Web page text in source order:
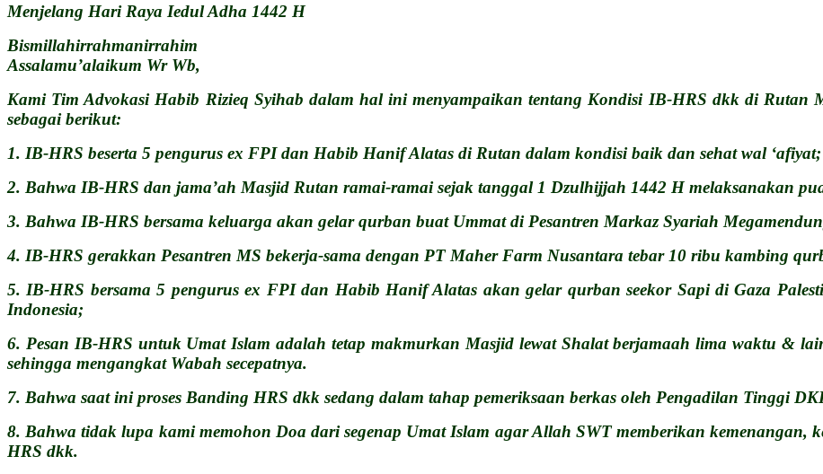
Menjelang Hari Raya Iedul Adha 1442 H
Bismillahirrahmanirrahim
Assalamu’alaikum Wr Wb,
Kami Tim Advokasi Habib Rizieq Syihab dalam hal ini menyampaikan tentang Kondisi IB-HRS dkk di Rutan
sebagai berikut:
1. IB-HRS beserta 5 pengurus ex FPI dan Habib Hanif Alatas di Rutan dalam kondisi baik dan sehat wal ‘afiyat;
2. Bahwa IB-HRS dan jama’ah Masjid Rutan ramai-ramai sejak tanggal 1 Dzulhijjah 1442 H melaksanakan
3. Bahwa IB-HRS bersama keluarga akan gelar qurban buat Ummat di Pesantren Markaz Syariah
4. IB-HRS gerakkan Pesantren MS bekerja-sama dengan PT Maher Farm Nusantara tebar 10 ribu kambing
5. IB-HRS bersama 5 pengurus ex FPI dan Habib Hanif Alatas akan gelar qurban seekor Sapi di Gaza
Indonesia;
6. Pesan IB-HRS untuk Umat Islam adalah tetap makmurkan Masjid lewat Shalat berjamaah lima waktu &
sehingga mengangkat Wabah secepatnya.
7. Bahwa saat ini proses Banding HRS dkk sedang dalam tahap pemeriksaan berkas oleh Pengadilan Tinggi
8. Bahwa tidak lupa kami memohon Doa dari segenap Umat Islam agar Allah SWT memberikan kemenangan,
HRS dkk.